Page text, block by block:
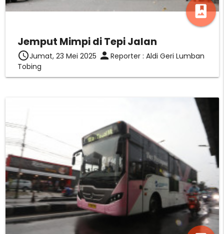
photo_album
Jemput Mimpi di Tepi Jalan
access_timeJumat, 23 Mei 2025 person Reporter : Aldi Geri Lumban
Tobing